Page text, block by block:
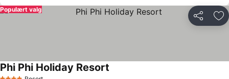
Del
Populært valg
Phi Phi Holiday Resort